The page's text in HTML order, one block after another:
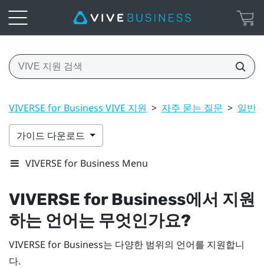
VIVERSE for Business VIVE 지원 > 자주 묻는 질문 > 일반
가이드 다운로드
VIVERSE for Business Menu
VIVERSE for Business에서 지원
하는 언어는 무엇인가요?
VIVERSE for Business는 다양한 범위의 언어를 지원합니
다.